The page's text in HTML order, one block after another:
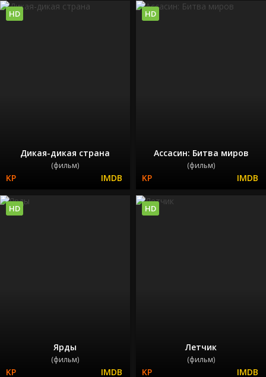
Дикая-дикая страна
(фильм)
HD
Ассасин: Битва миров
(фильм)
HD
Ярды
(фильм)
HD
Летчик
(фильм)
HD